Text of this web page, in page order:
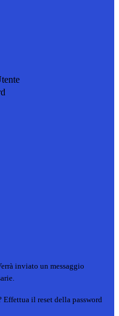
inviato un messaggio
Effettua il reset della password